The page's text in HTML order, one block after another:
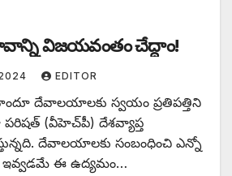
విజయవంతం చేద్దాం!
EDITOR
దేవాలయాలకు స్వయం ప్రతిపత్తిని
పరిషత్‌ (‌వీహెచ్‌పీ) దేశవ్యాప్త
దేవాలయాలకు సంబంధించి ఎన్నో
ఇవ్వడమే ఈ ఉద్యమం…